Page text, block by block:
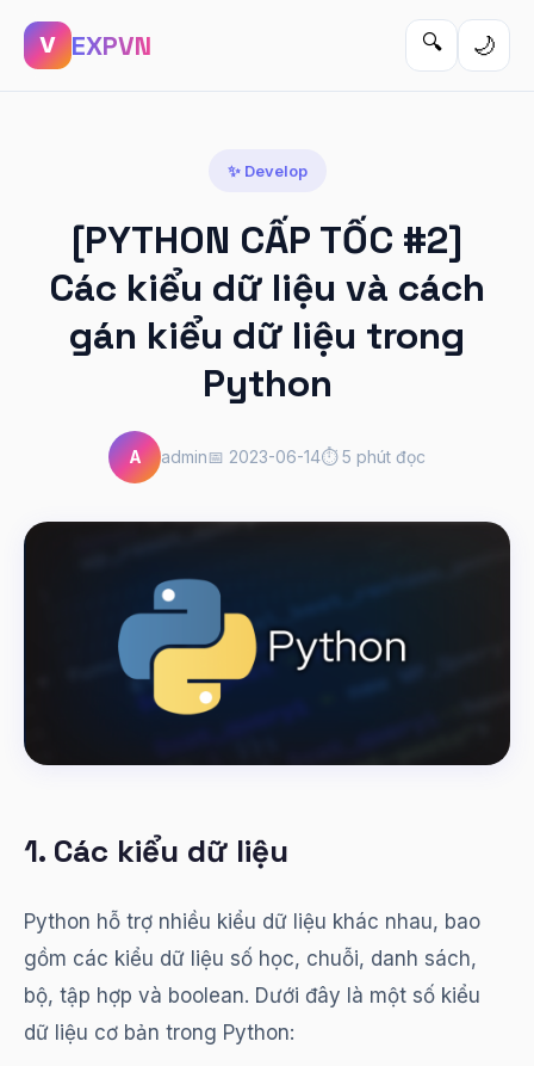
V EXPVN 🔍 🌙
✨ Develop
[PYTHON CẤP TỐC #2]
Các kiểu dữ liệu và cách
gán kiểu dữ liệu trong
Python
A admin📅 2023-06-14⏱️ 5 phút đọc
1. Các kiểu dữ liệu
Python hỗ trợ nhiều kiểu dữ liệu khác nhau, bao
gồm các kiểu dữ liệu số học, chuỗi, danh sách,
bộ, tập hợp và boolean. Dưới đây là một số kiểu
dữ liệu cơ bản trong Python: